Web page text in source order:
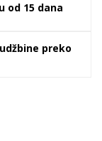
od 15 dana
preko